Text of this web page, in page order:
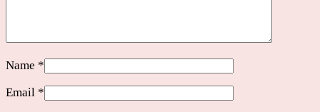
Name *
Email *